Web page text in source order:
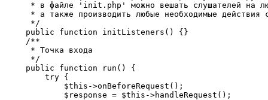
* в файле 'init.php' можно вешать слушателей на
* а также производить любые необходимые действия с
*/
public function initListeners() {}
/**
* Точка входа
*/
public function run() {
try {
$this->onBeforeRequest();
$response = $this->handleRequest();